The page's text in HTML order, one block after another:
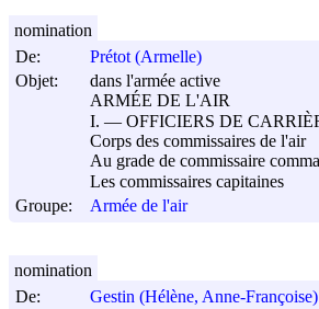
De:
Prétot (Armelle)
Objet:
dans l'armée active
ARMÉE DE L'AIR
I. ― OFFICIERS DE
Corps des commissaires de l'air
Au grade de commissaire
Les commissaires capitaines
Groupe:
Armée de l'air
nomination
De:
Gestin (Hélène, Anne-Françoise)
nomination